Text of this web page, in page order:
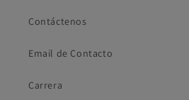
Contáctenos
Email de Contacto
Carrera